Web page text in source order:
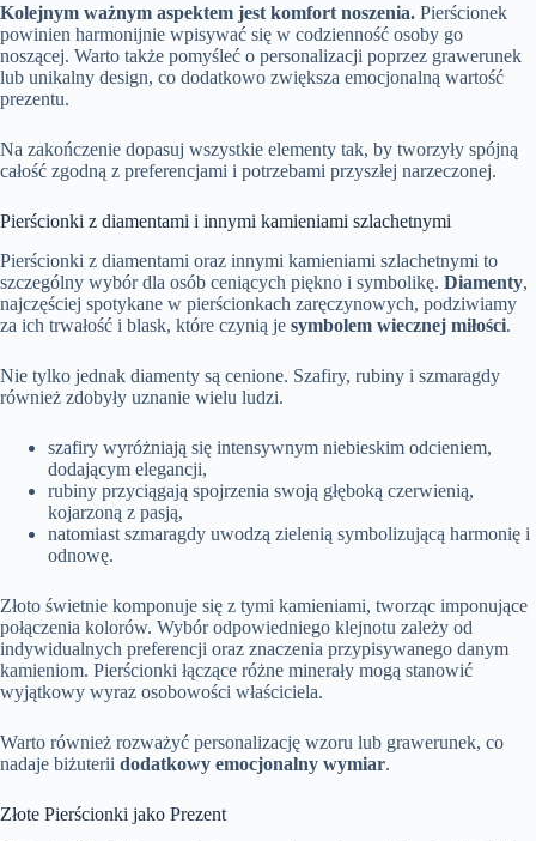
Kolejnym ważnym aspektem jest komfort noszenia. Pierścionek
powinien harmonijnie wpisywać się w codzienność osoby go
noszącej. Warto także pomyśleć o personalizacji poprzez grawerunek
lub unikalny design, co dodatkowo zwiększa emocjonalną wartość
prezentu.
Na zakończenie dopasuj wszystkie elementy tak, by tworzyły spójną
całość zgodną z preferencjami i potrzebami przyszłej narzeczonej.
Pierścionki z diamentami i innymi kamieniami szlachetnymi
Pierścionki z diamentami oraz innymi kamieniami szlachetnymi to
szczególny wybór dla osób ceniących piękno i symbolikę. Diamenty,
najczęściej spotykane w pierścionkach zaręczynowych, podziwiamy
za ich trwałość i blask, które czynią je symbolem wiecznej miłości.
Nie tylko jednak diamenty są cenione. Szafiry, rubiny i szmaragdy
również zdobyły uznanie wielu ludzi.
szafiry wyróżniają się intensywnym niebieskim odcieniem,
dodającym elegancji,
rubiny przyciągają spojrzenia swoją głęboką czerwienią,
kojarzoną z pasją,
natomiast szmaragdy uwodzą zielenią symbolizującą harmonię i
odnowę.
Złoto świetnie komponuje się z tymi kamieniami, tworząc imponujące
połączenia kolorów. Wybór odpowiedniego klejnotu zależy od
indywidualnych preferencji oraz znaczenia przypisywanego danym
kamieniom. Pierścionki łączące różne minerały mogą stanowić
wyjątkowy wyraz osobowości właściciela.
Warto również rozważyć personalizację wzoru lub grawerunek, co
nadaje biżuterii dodatkowy emocjonalny wymiar.
Złote Pierścionki jako Prezent